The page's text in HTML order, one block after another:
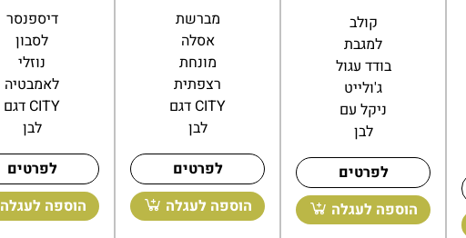
לסבון
מוצק
לתלייה על
קיר
ג'ולייט
ניקל עם
לבן
לפרטים
הוספה לעגלה
קולב
למגבת
בודד עגול
ג'ולייט
ניקל עם
לבן
לפרטים
הוספה לעגלה
מברשת
אסלה
מונחת
רצפתית
דגם CITY
לבן
לפרטים
הוספה לעגלה